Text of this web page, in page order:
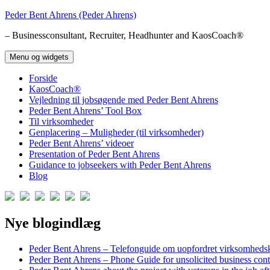
Hop
indhold
Peder Bent Ahrens (Peder Ahrens)
– Businessconsultant, Recruiter, Headhunter and KaosCoach®
Menu og widgets
Forside
KaosCoach®
Vejledning til jobsøgende med Peder Bent Ahrens
Peder Bent Ahrens’ Tool Box
Til virksomheder
Genplacering – Muligheder (til virksomheder)
Peder Bent Ahrens’ videoer
Presentation of Peder Bent Ahrens
Guidance to jobseekers with Peder Bent Ahrens
Blog
Nye blogindlæg
Peder Bent Ahrens – Telefonguide om uopfordret
Peder Bent Ahrens – Phone Guide for unsolicited business